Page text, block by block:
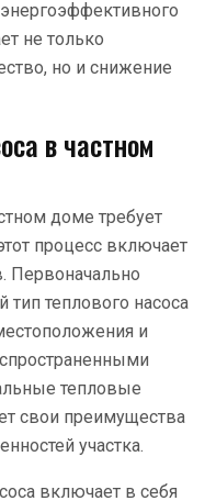
не только
но и снижение
в частном
доме требует
процесс включает
Первоначально
теплового насоса
и
тепловые
свои преимущества
участка.
включает в себя